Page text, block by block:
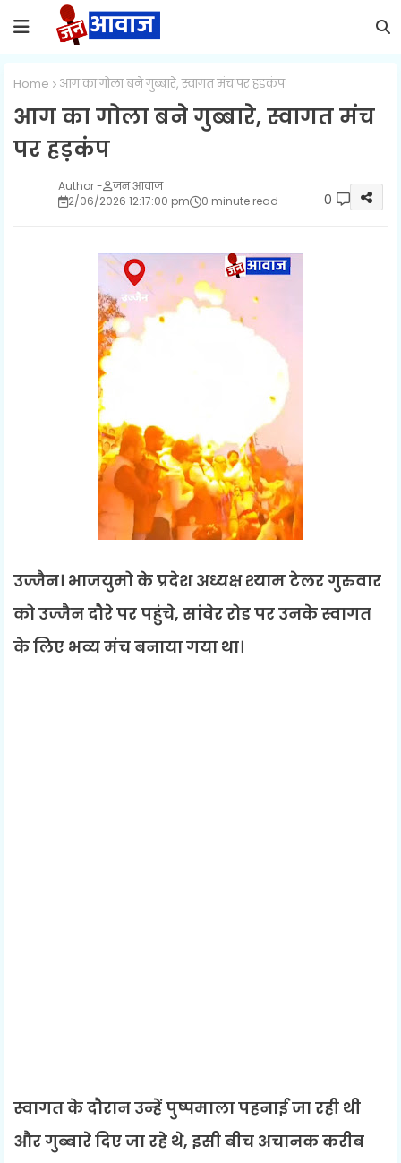
Home आग का गोला बने गुब्बारे, स्वागत मंच पर हड़कंप
आग का गोला बने गुब्बारे, स्वागत मंच
पर हड़कंप
जन आवाज
2/06/2026 12:17:00 pm
0 minute read 0
उज्जैन। भाजयुमो के प्रदेश अध्यक्ष श्याम टेलर गुरुवार
को उज्जैन दौरे पर पहुंचे, सांवेर रोड पर उनके स्वागत
के लिए भव्य मंच बनाया गया था।
स्वागत के दौरान उन्हें पुष्पमाला पहनाई जा रही थी
और गुब्बारे दिए जा रहे थे, इसी बीच अचानक करीब